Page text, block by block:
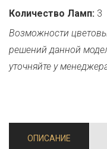
Количество Ламп: 3
Возможности
решений данной
уточняйте у
ОПИСАНИЕ